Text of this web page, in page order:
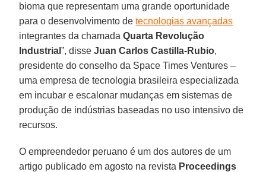
bioma que representam uma grande oportunidade
para o desenvolvimento detecnologias avançadas
integrantes da chamadaQuarta Revolução
Industrial”, disseJuan Carlos Castilla-Rubio,
presidente do conselho da Space Times Ventures –
uma empresa de tecnologia brasileira especializada
em incubar e escalonar mudanças em sistemas de
produção de indústrias baseadas no uso intensivo de
recursos.
O empreendedor peruano é um dos autores de um
artigo publicado em agosto na revista Proceedings